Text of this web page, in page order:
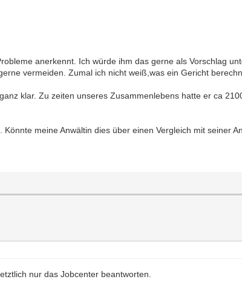
anerkennt. Ich würde ihm das gerne als Vorschlag
vermeiden. Zumal ich nicht weiß,was ein Gericht
klar. Zu zeiten unseres Zusammenlebens hatte er ca
meine Anwältin dies über einen Vergleich mit seiner
nur das Jobcenter beantworten.